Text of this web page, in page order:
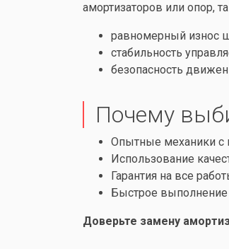
амортизаторов или опор,
равномерный износ
стабильность
безопасность
Почему
Опытные механики с
Использование
Гарантия на все
Быстрое
Доверьте замену